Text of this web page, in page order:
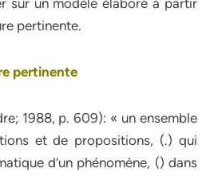
sur un modèle élaboré à partir
pertinente.
pertinente
1988, p. 609): « un ensemble
et de propositions, (.) qui
d’un phénomène, () dans